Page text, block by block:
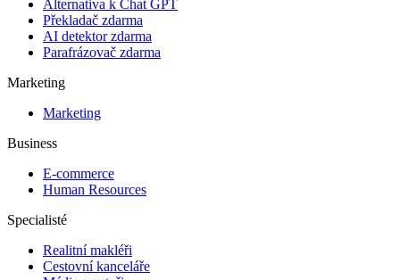
Alternativa k Chat GPT
Překladač zdarma
AI detektor zdarma
Parafrázovač zdarma
Marketing
Marketing
Business
E-commerce
Human Resources
Specialisté
Realitní makléři
Cestovní kanceláře